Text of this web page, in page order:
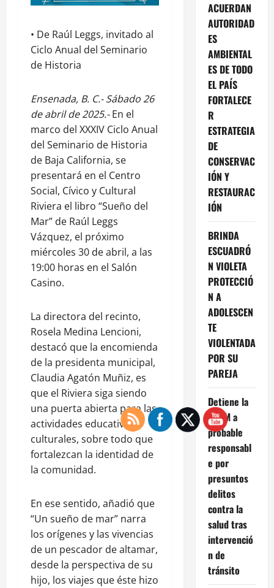
• De Raúl Leggs, invitado al
Ciclo Anual del Seminario
de Historia
Ensenada, B. C.- Sábado 26
de abril de 2025.-En el
marco del XXXIV Ciclo Anual
del Seminario de Historia
de Baja California, se
presentará en el Centro
Social, Cívico y Cultural
Riviera el libro “Sueño del
Mar” de Raúl Leggs
Vázquez, el próximo
miércoles 30 de abril, a las
19:00 horas en el Salón
Casino.
La directora del recinto,
Rosela Medina Lencioni,
destacó que la encomienda
de la presidenta municipal,
Claudia Agatón Muñiz, es
que el Riviera siga siendo
una puerta abierta para las
actividades educativas y
culturales, sobre todo que
fortalezcan la identidad de
la comunidad.
En ese sentido, añadió que
“Un sueño de mar” narra
los orígenes y las vivencias
de un pescador de altamar,
desde la perspectiva de su
hijo, los viajes que éste hizo
ACUERDAN
AUTORIDAD
ES
AMBIENTAL
ES DE TODO
EL PAÍS
FORTALECE
R
ESTRATEGIA
DE
CONSERVAC
IÓN Y
RESTAURAC
IÓN
BRINDA
ESCUADRÓ
N VIOLETA
PROTECCIÓ
N A
ADOLESCEN
TE
VIOLENTADA
POR SU
PAREJA
Detiene la
DSPM a
probable
responsabl
e por
presuntos
delitos
contra la
salud tras
intervenció
n de
tránsito